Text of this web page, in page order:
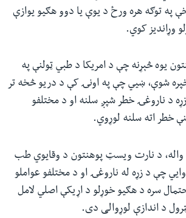
په توګه هره ورځ د یوې یا دوو هګیو یوازې
وړاندیز کوي.
یوه څېړنه چې د امریکا د طبي ټولنې په
شوې، ښيي چې په اونۍ کې د دریو څخه تر
د ناروغۍ خطر شپږ سلنه او د مختلفو
خطر اته سلنه لوړوي.
واله، د نارت ویسټ پوهنتون د وقايوي طب
وايي چې د زړه له ناروغۍ او د مختلفو عواملو
سره د هګیو خوړلو د اړیکې اصلي لامل
د اندازې لوړوالی دی.